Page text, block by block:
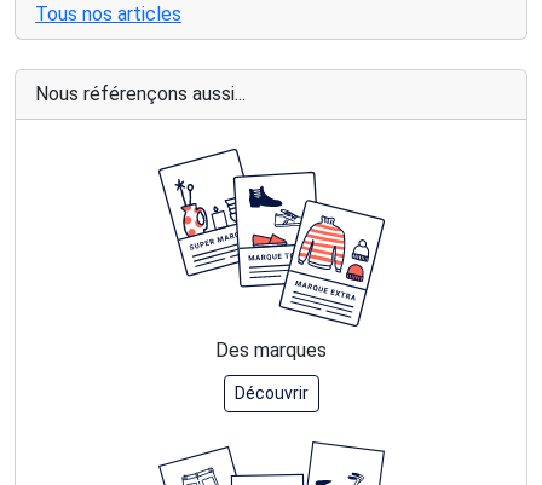
Tous nos articles
Nous référençons aussi...
Des marques
Découvrir